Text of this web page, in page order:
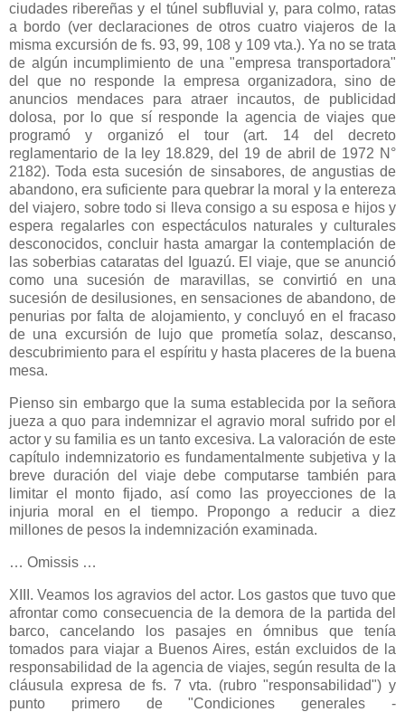
ciudades ribereñas y el túnel subfluvial y, para colmo, ratas
a bordo (ver declaraciones de otros cuatro viajeros de la
misma excursión de fs. 93, 99, 108 y 109 vta.). Ya no se trata
de algún incumplimiento de una "empresa transportadora"
del que no responde la empresa organizadora, sino de
anuncios mendaces para atraer incautos, de publicidad
dolosa, por lo que sí responde la agencia de viajes que
programó y organizó el tour (art. 14 del decreto
reglamentario de la ley 18.829, del 19 de abril de 1972 N°
2182). Toda esta sucesión de sinsabores, de angustias de
abandono, era suficiente para quebrar la moral y la entereza
del viajero, sobre todo si lleva consigo a su esposa e hijos y
espera regalarles con espectáculos naturales y culturales
desconocidos, concluir hasta amargar la contemplación de
las soberbias cataratas del Iguazú. El viaje, que se anunció
como una sucesión de maravillas, se convirtió en una
sucesión de desilusiones, en sensaciones de abandono, de
penurias por falta de alojamiento, y concluyó en el fracaso
de una excursión de lujo que prometía solaz, descanso,
descubrimiento para el espíritu y hasta placeres de la buena
mesa.
Pienso sin embargo que la suma establecida por la señora
jueza a quo para indemnizar el agravio moral sufrido por el
actor y su familia es un tanto excesiva. La valoración de este
capítulo indemnizatorio es fundamentalmente subjetiva y la
breve duración del viaje debe computarse también para
limitar el monto fijado, así como las proyecciones de la
injuria moral en el tiempo. Propongo a reducir a diez
millones de pesos la indemnización examinada.
… Omissis …
XIII. Veamos los agravios del actor. Los gastos que tuvo que
afrontar como consecuencia de la demora de la partida del
barco, cancelando los pasajes en ómnibus que tenía
tomados para viajar a Buenos Aires, están excluidos de la
responsabilidad de la agencia de viajes, según resulta de la
cláusula expresa de fs. 7 vta. (rubro "responsabilidad") y
punto primero de "Condiciones generales -